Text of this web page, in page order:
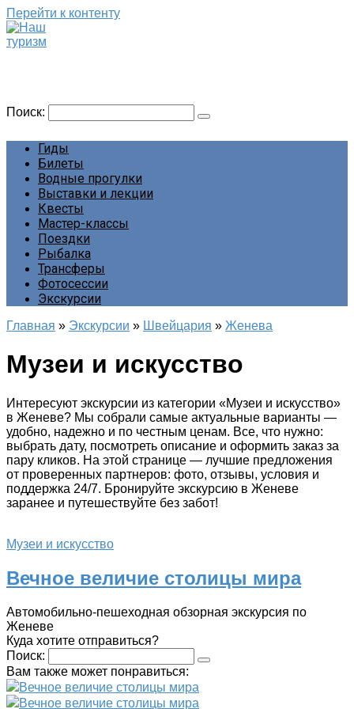
Перейти к контенту
Поиск:
Гиды
Билеты
Водные прогулки
Выставки и лекции
Квесты
Мастер-классы
Поездки
Рыбалка
Трансферы
Фотосессии
Экскурсии
Главная » Экскурсии » Швейцария » Женева
Музеи и искусство
Интересуют экскурсии из категории «Музеи и искусство»
в Женеве? Мы собрали самые актуальные варианты —
удобно, надежно и по честным ценам. Все, что нужно:
выбрать дату, посмотреть описание и оформить заказ за
пару кликов. На этой странице — лучшие предложения
от проверенных партнеров: фото, отзывы, условия и
поддержка 24/7. Бронируйте экскурсию в Женеве
заранее и путешествуйте без забот!
Музеи и искусство
Вечное величие столицы мира
Автомобильно-пешеходная обзорная экскурсия по
Женеве
Куда хотите отправиться?
Поиск:
Вам также может понравиться:
Вечное величие столицы мира
Вечное величие столицы мира